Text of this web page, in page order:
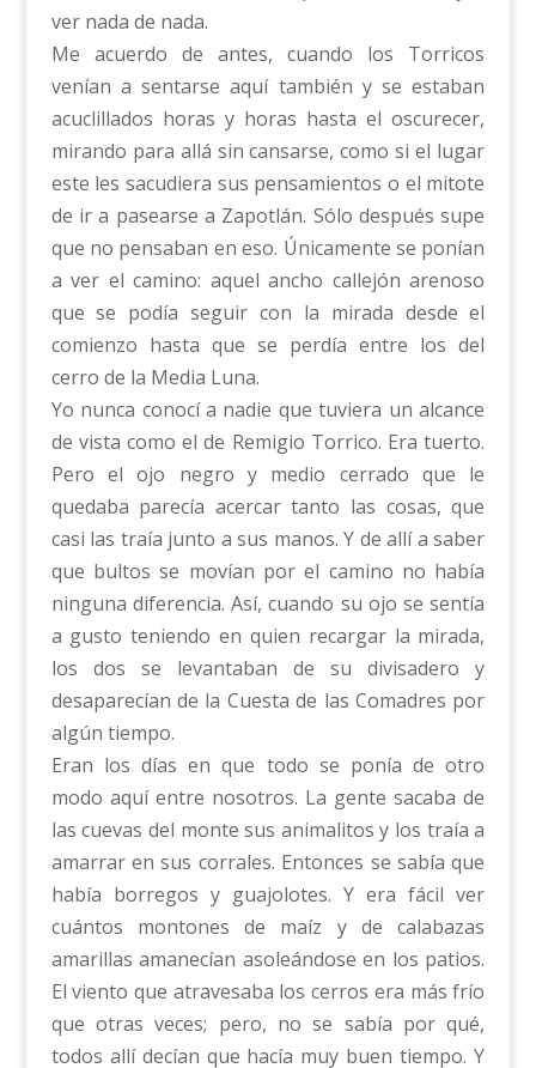
ver nada de nada.
Me acuerdo de antes, cuando los Torricos
venían a sentarse aquí también y se estaban
acuclillados horas y horas hasta el oscurecer,
mirando para allá sin cansarse, como si el lugar
este les sacudiera sus pensamientos o el mitote
de ir a pasearse a Zapotlán. Sólo después supe
que no pensaban en eso. Únicamente se ponían
a ver el camino: aquel ancho callejón arenoso
que se podía seguir con la mirada desde el
comienzo hasta que se perdía entre los del
cerro de la Media Luna.
Yo nunca conocí a nadie que tuviera un alcance
de vista como el de Remigio Torrico. Era tuerto.
Pero el ojo negro y medio cerrado que le
quedaba parecía acercar tanto las cosas, que
casi las traía junto a sus manos. Y de allí a saber
que bultos se movían por el camino no había
ninguna diferencia. Así, cuando su ojo se sentía
a gusto teniendo en quien recargar la mirada,
los dos se levantaban de su divisadero y
desaparecían de la Cuesta de las Comadres por
algún tiempo.
Eran los días en que todo se ponía de otro
modo aquí entre nosotros. La gente sacaba de
las cuevas del monte sus animalitos y los traía a
amarrar en sus corrales. Entonces se sabía que
había borregos y guajolotes. Y era fácil ver
cuántos montones de maíz y de calabazas
amarillas amanecían asoleándose en los patios.
El viento que atravesaba los cerros era más frío
que otras veces; pero, no se sabía por qué,
todos allí decían que hacía muy buen tiempo. Y